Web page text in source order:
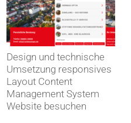
Design und technische
Umsetzung responsives
Layout Content
Management System
Website besuchen